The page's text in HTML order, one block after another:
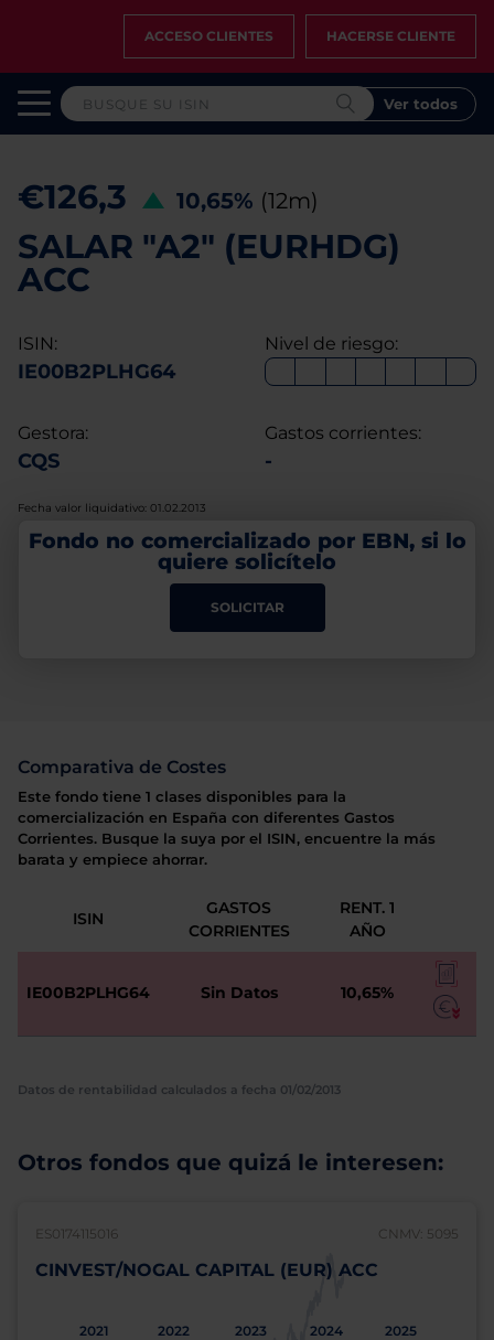
ACCESO CLIENTES HACERSE CLIENTE
Ver todos
€126,3 10,65% (12m)
SALAR "A2" (EURHDG)
ACC
ISIN:
IE00B2PLHG64
Nivel de riesgo:
Gestora:
CQS
Gastos corrientes:
-
Fecha valor liquidativo: 01.02.2013
Fondo no comercializado por EBN, si lo
quiere solicítelo
SOLICITAR
Comparativa de Costes
Este fondo tiene 1 clases disponibles para la
comercialización en España con diferentes Gastos
Corrientes. Busque la suya por el ISIN, encuentre la más
barata y empiece ahorrar.
ISIN
GASTOS
CORRIENTES
RENT. 1
AÑO
IE00B2PLHG64 Sin Datos 10,65%
Datos de rentabilidad calculados a fecha 01/02/2013
Otros fondos que quizá le interesen:
ES0174115016 CNMV: 5095
CINVEST/NOGAL CAPITAL (EUR) ACC
2021 2022 2023 2024 2025